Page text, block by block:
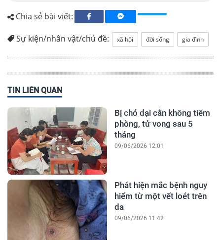
Chia sẻ bài viết:
Sự kiện/nhân vật/chủ đề: xã hội đời sống gia đình
TIN LIÊN QUAN
Bị chó dại cắn không tiêm
phòng, tử vong sau 5
tháng
09/06/2026 12:01
Phát hiện mắc bệnh nguy
hiểm từ một vết loét trên
da
09/06/2026 11:42